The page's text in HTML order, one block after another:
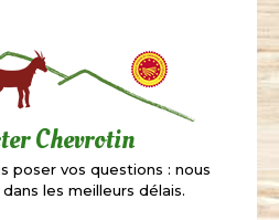
Chevrotin
poser vos questions : nous
les meilleurs délais.